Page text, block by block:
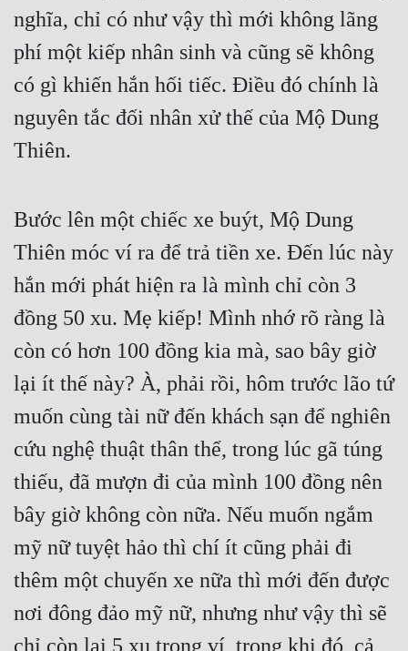
Thanh Xuân
Tiên Hiệp
Tiểu Thuyết
Trinh Thám
Triều Đấu
Trọng Sinh
Tu Chân
Vô Địch
Võ Hiệp
Võng Du
Xuyên Không
Xuyên Nhanh
Xuyên Sách
Xuyên Thư
nghĩa, chỉ có như vậy thì mới không lãng
phí một kiếp nhân sinh và cũng sẽ không
có gì khiến hắn hối tiếc. Điều đó chính là
nguyên tắc đối nhân xử thế của Mộ Dung
Thiên.
Bước lên một chiếc xe buýt, Mộ Dung
Thiên móc ví ra để trả tiền xe. Đến lúc này
hắn mới phát hiện ra là mình chỉ còn 3
đồng 50 xu. Mẹ kiếp! Mình nhớ rõ ràng là
còn có hơn 100 đồng kia mà, sao bây giờ
lại ít thế này? À, phải rồi, hôm trước lão tứ
muốn cùng tài nữ đến khách sạn để nghiên
cứu nghệ thuật thân thể, trong lúc gã túng
thiếu, đã mượn đi của mình 100 đồng nên
bây giờ không còn nữa. Nếu muốn ngắm
mỹ nữ tuyệt hảo thì chí ít cũng phải đi
thêm một chuyến xe nữa thì mới đến được
nơi đông đảo mỹ nữ, nhưng như vậy thì sẽ
chỉ còn lại 5 xu trong ví, trong khi đó, cả